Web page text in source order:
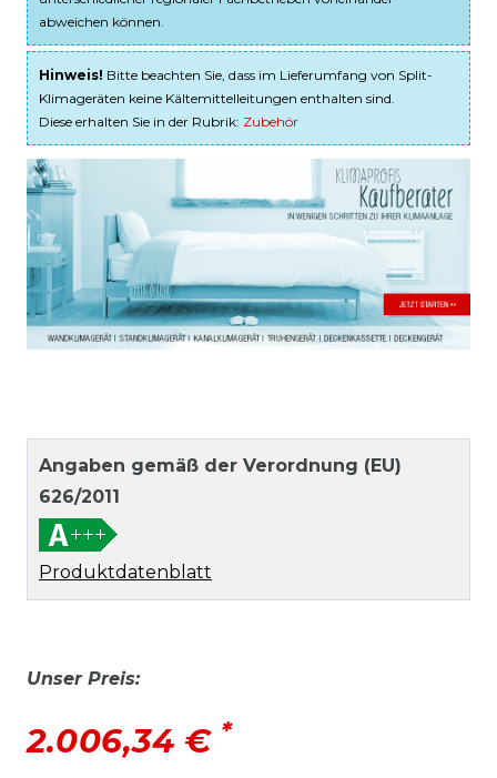
abweichen können.
Hinweis! Bitte beachten Sie, dass im Lieferumfang von Split-
Klimageräten keine Kältemittelleitungen enthalten sind.
Diese erhalten Sie in der Rubrik: Zubehör
Angaben gemäß der Verordnung (EU)
626/2011
Produktdatenblatt
Unser Preis:
2.006,34 € *